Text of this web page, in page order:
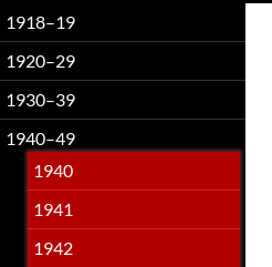
1918–19
1920–29
1930–39
1940–49
1940
1941
1942